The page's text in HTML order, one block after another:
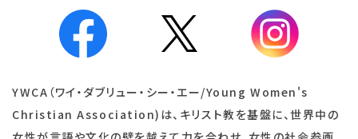
YWCA（ワイ・ダブリュー・シー・エー/Young Women's
Christian Association)は、キリスト教を基盤に、世界中の